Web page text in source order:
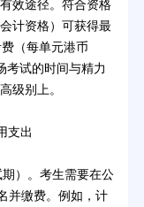
效途径。符合资格
计资格）可获得最
（每单元港币
考试的时间与精力
级别上。
支出
）。考生需要在公
并缴费。例如，计